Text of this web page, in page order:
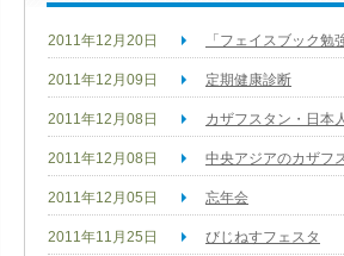
2011年12月20日 「フェイスブック
2011年12月09日 定期健康診断
2011年12月08日 カザフスタン・日本
2011年12月08日 中央アジアのカザフ
2011年12月05日 忘年会
2011年11月25日 びじねすフェスタ